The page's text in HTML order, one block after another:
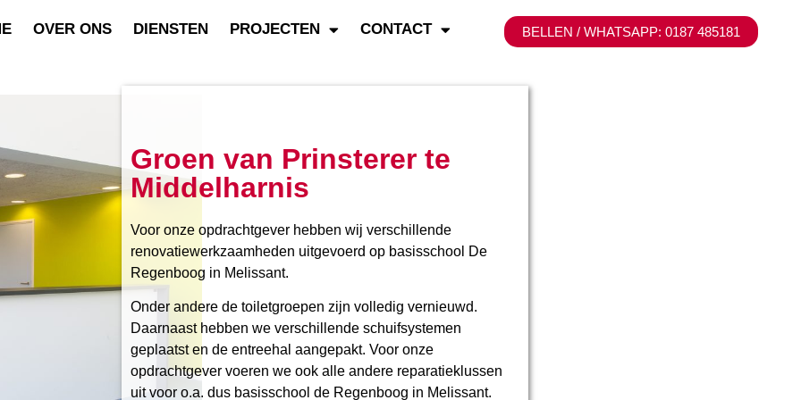
OVER ONS DIENSTEN PROJECTEN CONTACT BELLEN / WHATSAPP: 0187 485181
Groen van Prinsterer te
Middelharnis
Voor onze opdrachtgever hebben wij verschillende
renovatiewerkzaamheden uitgevoerd op basisschool De
Regenboog in Melissant.
Onder andere de toiletgroepen zijn volledig vernieuwd.
Daarnaast hebben we verschillende schuifsystemen
geplaatst en de entreehal aangepakt. Voor onze
opdrachtgever voeren we ook alle andere reparatieklussen
uit voor o.a. dus basisschool de Regenboog in Melissant.